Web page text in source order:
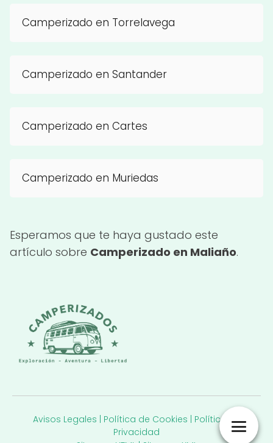
Camperizado en Torrelavega
Camperizado en Santander
Camperizado en Cartes
Camperizado en Muriedas
Esperamos que te haya gustado este
artículo sobre Camperizado en Maliaño.
Avisos Legales Política de Cookies
Política de
Privacidad